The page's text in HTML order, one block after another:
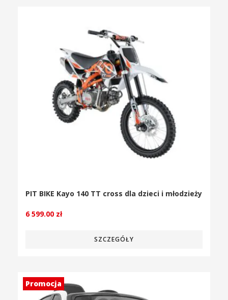
PIT BIKE Kayo 140 TT cross dla dzieci i młodzieży
6 599.00 zł
SZCZEGÓŁY
Promocja